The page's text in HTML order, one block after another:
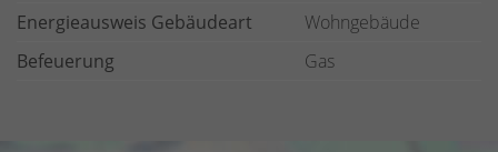
Energieausweis Gebäudeart
Wohngebäude
Befeuerung
Gas